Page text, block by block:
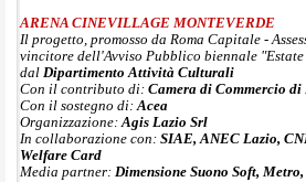
ARENA CINEVILLAGE MONTEVERDE
Il progetto, promosso da Roma Capitale -
vincitore dell'Avviso Pubblico biennale
dal Dipartimento Attività Culturali
Con il contributo di: Camera di Commercio di
Con il sostegno di:Acea
Organizzazione:Agis Lazio Srl
In collaborazione con: SIAE,ANEC Lazio,
Welfare Card
Media partner: Dimensione Suono Soft,